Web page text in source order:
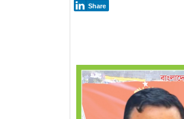
Share